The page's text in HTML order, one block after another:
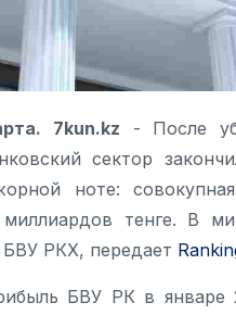
7kun.kz - После
сектор
ноте:
миллиардов тенге. В
БВУ РКX, передает
БВУ РК в январе